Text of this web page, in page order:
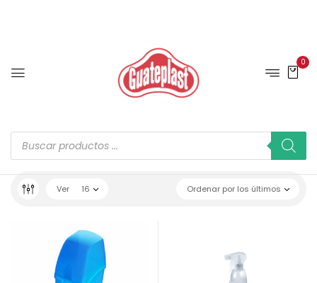
0
Ordenar por los últimos
Ver 16